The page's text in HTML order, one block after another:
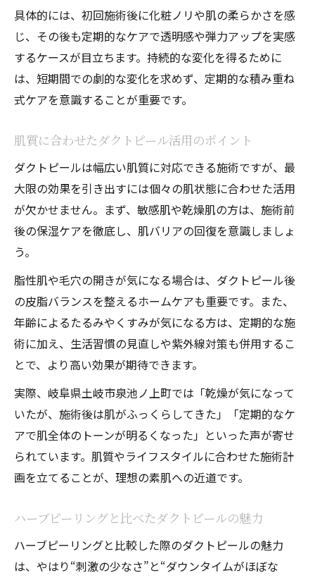
具体的には、初回施術後に化粧ノリや肌の柔らかさを感
じ、その後も定期的なケアで透明感や弾力アップを実感
するケースが目立ちます。持続的な変化を得るために
は、短期間での劇的な変化を求めず、定期的な積み重ね
式ケアを意識することが重要です。
肌質に合わせたダクトピール活用のポイント
ダクトピールは幅広い肌質に対応できる施術ですが、最
大限の効果を引き出すには個々の肌状態に合わせた活用
が欠かせません。まず、敏感肌や乾燥肌の方は、施術前
後の保湿ケアを徹底し、肌バリアの回復を意識しましょ
う。
脂性肌や毛穴の開きが気になる場合は、ダクトピール後
の皮脂バランスを整えるホームケアも重要です。また、
年齢によるたるみやくすみが気になる方は、定期的な施
術に加え、生活習慣の見直しや紫外線対策も併用するこ
とで、より高い効果が期待できます。
実際、岐阜県土岐市泉池ノ上町では「乾燥が気になって
いたが、施術後は肌がふっくらしてきた」「定期的なケ
アで肌全体のトーンが明るくなった」といった声が寄せ
られています。肌質やライフスタイルに合わせた施術計
画を立てることが、理想の素肌への近道です。
ハーブピーリングと比べたダクトピールの魅力
ハーブピーリングと比較した際のダクトピールの魅力
は、やはり“刺激の少なさ”と“ダウンタイムがほぼな